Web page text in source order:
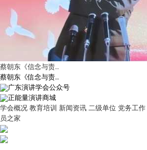
第41期全国高级演讲师班圆满结束！
蔡朝东《信念与责..
蔡朝东《信念与责..
广东演讲学会公众号
正能量演讲商城
学会概况 教育培训 新闻资讯 二级单位 党务工作
员之家